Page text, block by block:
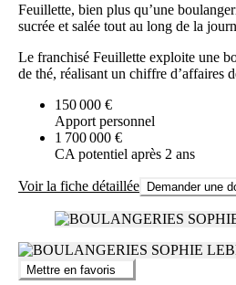
Feuillette, bien plus qu’une
sucrée et salée tout au long de la
Le franchisé Feuillette exploite une
de thé, réalisant un chiffre d’affaires
150 000 €
Apport personnel
1 700 000 €
CA potentiel après 2 ans
Voir la fiche détaillée Demander une
Mettre en favoris